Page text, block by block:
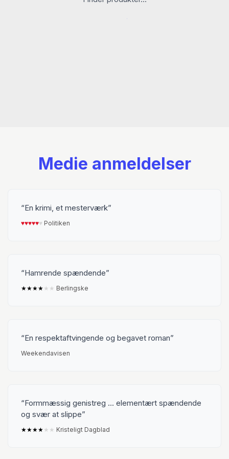
Medie anmeldelser
En krimi, et mesterværk
♥︎♥︎♥︎♥︎♥︎♥︎ Politiken
Hamrende spændende
★★★★ ★ ★ Berlingske
En respektaftvingende og begavet roman
Weekendavisen
Formmæssig genistreg ... elementært spændende
og svær at slippe
★★★★ ★ ★ Kristeligt Dagblad